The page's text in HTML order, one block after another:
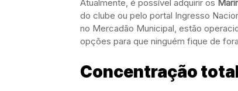
Atualmente, é possível adquirir os
do clube ou pelo portal Ingresso
no Mercadão Municipal, estão
opções para que ninguém fique de
Concentração